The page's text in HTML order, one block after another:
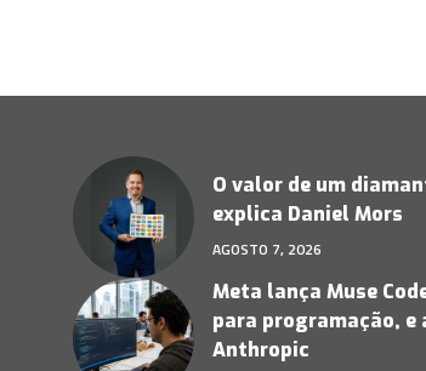
O valor de um
explica Daniel Mors
AGOSTO 7, 2026
Meta lança Muse
para programação, e
Anthropic